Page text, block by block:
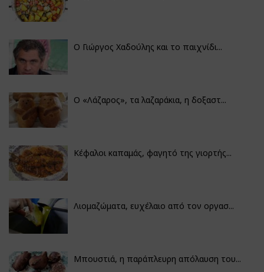
Ο Γιώργος Χαδούλης και το παιχνίδι...
Ο «Λάζαρος», τα λαζαράκια, η δοξαστ...
Κέφαλοι καπαμάς, φαγητό της γιορτής...
Λιομαζώματα, ευχέλαιο από τον οργασ...
Μπουστιά, η παράπλευρη απόλαυση του...